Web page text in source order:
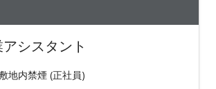
シスタント
地内禁煙 (正社員)